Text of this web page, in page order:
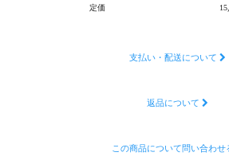
定価
支払い・配送について
返品について
この商品について問い合わせ